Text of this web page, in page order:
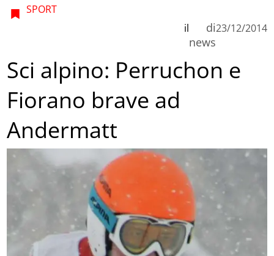
SPORT
di
news
il 23/12/2014
Sci alpino: Perruchon e
Fiorano brave ad
Andermatt